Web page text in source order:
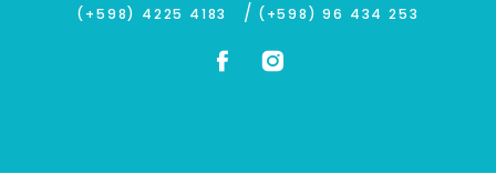
(+598) 4225 4183 / (+598) 96 434 253